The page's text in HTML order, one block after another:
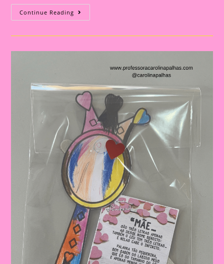
Continue Reading Modelos
De
Dia